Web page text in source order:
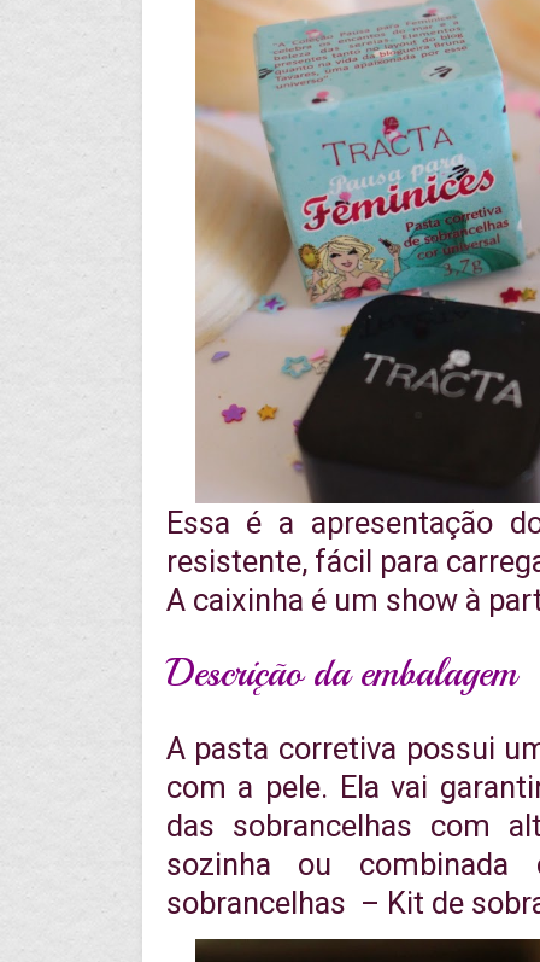
Essa é a apresentação
resistente, fácil para
A caixinha é um show à
Descrição da embalagem
A pasta corretiva possui
com a pele. Ela vai
das sobrancelhas com
sozinha ou
sobrancelhas – Kit de